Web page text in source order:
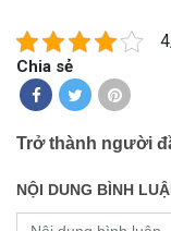
Chia sẻ
Trở thành người
NỘI DUNG BÌNH